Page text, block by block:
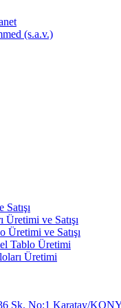
(s.a.v.)
ve Satışı
Üretimi ve Satışı
Tablo Üretimi
Üretimi
Sk. No:1 Karatay/